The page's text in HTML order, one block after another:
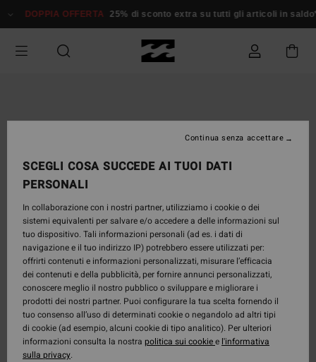
alle
prodotto
DOPPIA OFFERTA 25% di sconto extra su tutti gli articoli in saldo*
SCEGLI COSA SUCCEDE AI TUOI DATI
PERSONALI
In collaborazione con i nostri partner, utilizziamo i cookie o dei
sistemi equivalenti per salvare e/o accedere a delle informazioni sul
tuo dispositivo. Tali informazioni personali (ad es. i dati di
navigazione e il tuo indirizzo IP) potrebbero essere utilizzati per:
offrirti contenuti e informazioni personalizzati, misurare l’efficacia
dei contenuti e della pubblicità, per fornire annunci personalizzati,
conoscere meglio il nostro pubblico o sviluppare e migliorare i
prodotti dei nostri partner. Puoi configurare la tua scelta fornendo il
tuo consenso all’uso di determinati cookie o negandolo ad altri tipi
di cookie (ad esempio, alcuni cookie di tipo analitico). Per ulteriori
informazioni consulta la nostra politica sui cookiee l'informativa
sulla privacy.
Continua senza accettare